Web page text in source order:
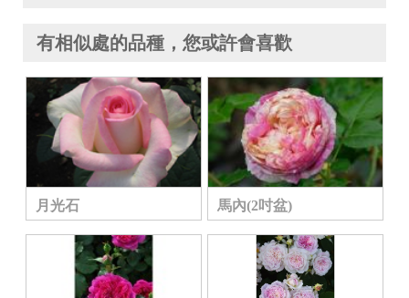
有相似處的品種，您或許會喜歡
月光石 馬內(2吋盆)